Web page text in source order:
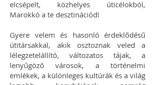
elcsépelt, közhelyes úticélokból,
Marokkó a te desztinációd!
Gyere velem és hasonló érdeklődésű
útitársakkal, akik osztoznak veled a
lélegzetelállító, változatos tájak, a
lenyűgöző városok, a történelmi
emlékek, a különleges kultúrák és a világ